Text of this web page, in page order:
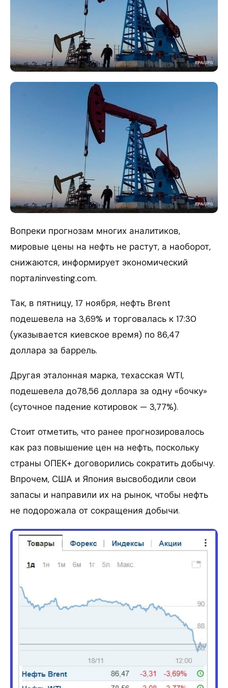
Вопреки прогнозам многих аналитиков,
мировые цены на нефть не растут, а наоборот,
снижаются, информирует экономический
порталinvesting.com.
Так, в пятницу, 17 ноября, нефть Brent
подешевела на 3,69% и торговалась к 17:30
(указывается киевское время) по 86,47
доллара за баррель.
Другая эталонная марка, техасская WTI,
подешевела до78,56 доллара за одну «бочку»
(суточное падение котировок — 3,77%).
Стоит отметить, что ранее прогнозировалось
как раз повышение цен на нефть, поскольку
страны ОПЕК+ договорились сократить добычу.
Впрочем, США и Япония высвободили свои
запасы и направили их на рынок, чтобы нефть
не подорожала от сокращения добычи.